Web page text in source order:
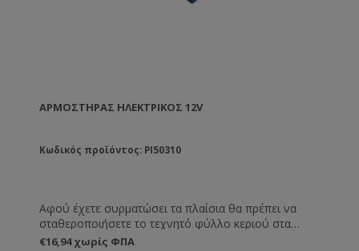
ΑΡΜΟΣΤΉΡΑΣ ΗΛΕΚΤΡΙΚΌΣ 12V
Κωδικός προϊόντος: PI50310
Αφού έχετε συρματώσει τα πλαίσια θα πρέπει να
σταθεροποιήσετε το τεχνητό φύλλο κεριού στα
σύρματα . Η καλή εισαγωγή του σύρματος στο
€16,94 χωρίς ΦΠΑ